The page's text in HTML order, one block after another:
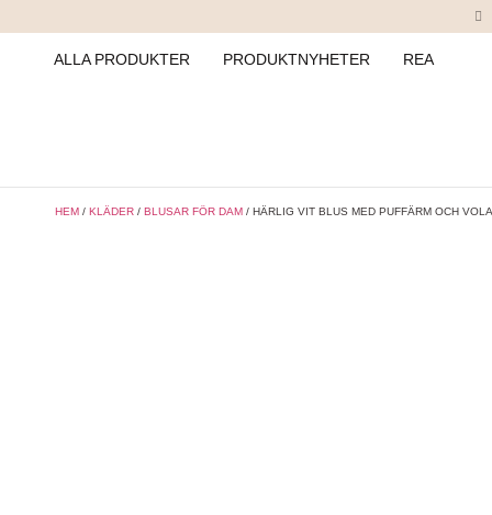
ALLA PRODUKTER PRODUKTNYHETER REA
HEM / KLÄDER / BLUSAR FÖR DAM / HÄRLIG VIT BLUS MED PUFFÄRM OCH